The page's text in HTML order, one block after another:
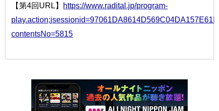
【第4回URL】 https://www.radital.jp/program-
contentsNo=5815